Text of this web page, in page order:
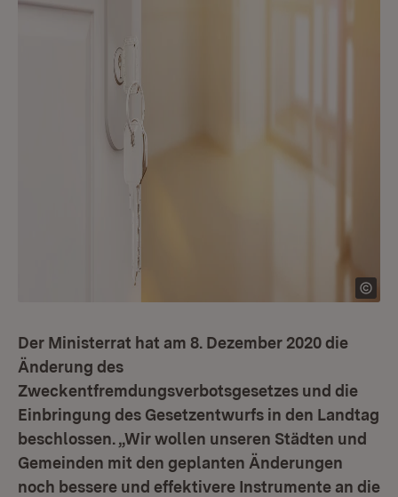
Der Ministerrat hat am 8. Dezember 2020 die
Änderung des
Zweckentfremdungsverbotsgesetzes und die
Einbringung des Gesetzentwurfs in den Landtag
beschlossen. „Wir wollen unseren Städten und
Gemeinden mit den geplanten Änderungen
noch bessere und effektivere Instrumente an die